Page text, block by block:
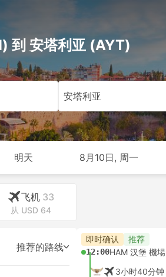
到 安塔利亚 (AYT)
安塔利亚
明天 8月10日, 周一
飞机 33
从 USD 64
推荐的路线
即时确认 推荐
12:00HAM 汉堡 機場
3小时40分钟